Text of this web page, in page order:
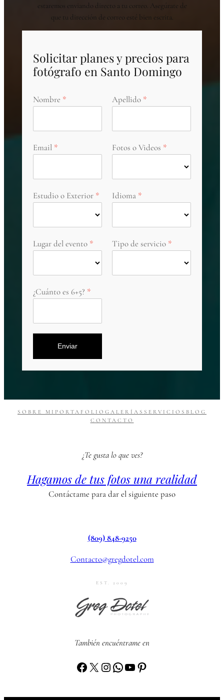
estaremos enviando directo a tu correo. Asegúrate de
que tu dirección de correo esté bien escrita.
Solicitar planes y precios para
fotógrafo en Santo Domingo
Nombre Apellido
Email Fotos o Videos
Estudio o Exterior Idioma
Lugar del evento Tipo de servicio
¿Cuánto es 6+5?
Enviar
SOBRE MI PORTAFOLIO GALERÍAS SERVICIOS BLOG
CONTACTO
¿Te gusta lo que ves?
Hagamos de tus fotos una realidad
Contáctame para dar el siguiente paso
(809) 848-9250
Contacto@gregdotel.com
EST. 2009
También encuéntrame en
Facebook X Instagram WhatsApp YouTube Pinterest